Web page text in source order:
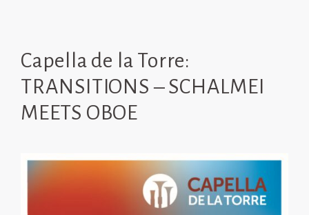
Capella de la Torre:
TRANSITIONS – SCHALMEI
MEETS OBOE